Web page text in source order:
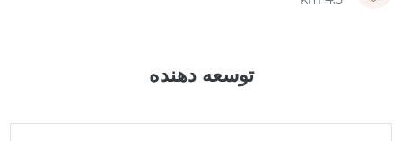
توسعه دهنده